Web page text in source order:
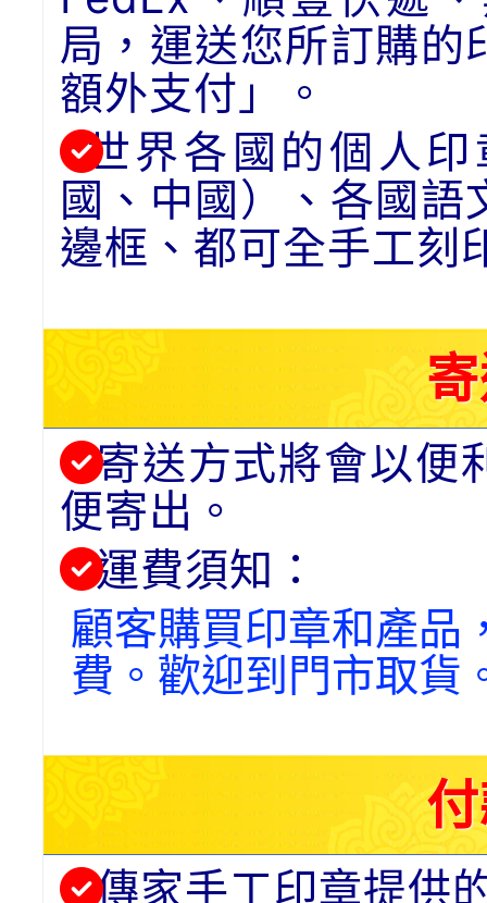
局，運送您所訂購的
額外支付」。
世界各國的個人
國、中國）、各國
邊框、都可全手工刻
寄送方式將會以便
便寄出。
運費須知：
顧客購買印章和產品
費。歡迎到門市取貨
傳家手工印章提供